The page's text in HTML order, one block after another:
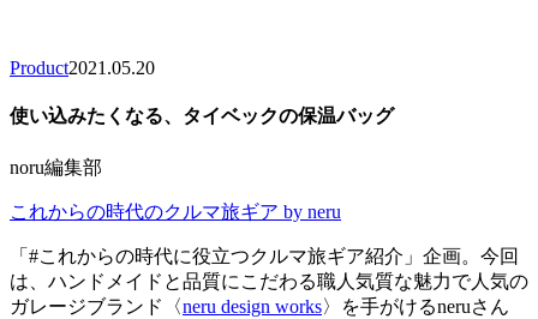
Product2021.05.20
使い込みたくなる、タイベックの保温バッグ
noru編集部
これからの時代のクルマ旅ギア by neru
「#これからの時代に役立つクルマ旅ギア紹介」企画。今回
は、ハンドメイドと品質にこだわる職人気質な魅力で人気の
ガレージブランド〈neru design works〉を手がけるneruさん